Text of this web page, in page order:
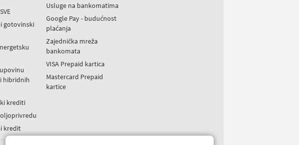
gotovinski
hibridnih
krediti
kredit
Usluge na bankomatima
Google Pay - budućnost
plaćanja
Zajednička mreža
bankomata
VISA Prepaid kartica
Mastercard Prepaid
kartice